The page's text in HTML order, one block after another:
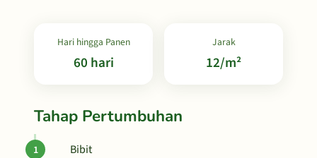
Hari hingga Panen
60 hari
Jarak
12/m²
Tahap Pertumbuhan
Bibit